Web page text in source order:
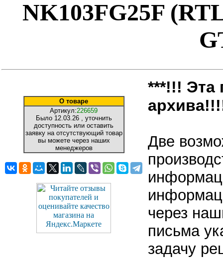
NK103FG25F
О товаре
Артикул:226659
Было 12.03.26 , уточнить
доступность или оставить
заявку на отсутствующий товар
вы можете через наших
менеджеров
***!!! Эта
Две
через
письма
задачу